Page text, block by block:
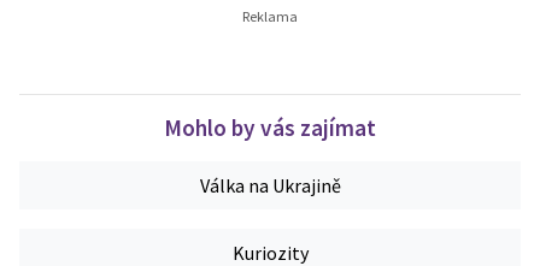
Mohlo by vás zajímat
Válka na Ukrajině
Kuriozity